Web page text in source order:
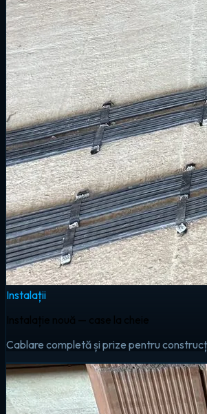
Instalații
Instalație nouă — case la cheie
Cablare completă și prize pentru